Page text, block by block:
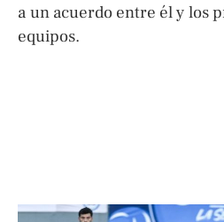
a un acuerdo entre él y los
equipos.